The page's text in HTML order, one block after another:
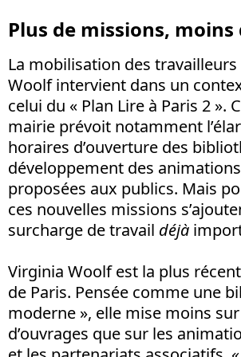
Plus de missions, moins
La mobilisation des
Woolf intervient dans un
celui du « Plan Lire à Paris 2 ».
mairie prévoit notamment
horaires d’ouverture des
développement des
proposées aux publics. Mais
ces nouvelles missions
surcharge de travail déjà
Virginia Woolf est la plus
de Paris. Pensée comme une
moderne », elle mise moins
d’ouvrages que sur les